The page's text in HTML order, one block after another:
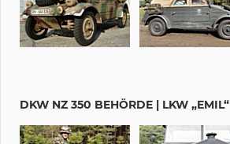
DKW NZ 350 BEHÖRDE | LKW „EMIL“